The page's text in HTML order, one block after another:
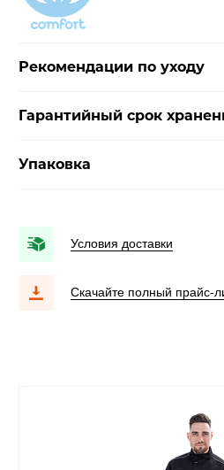
Рекомендации по уходу
Гарантийный срок
Упаковка
Условия доставки
Скачайте полный прайс-